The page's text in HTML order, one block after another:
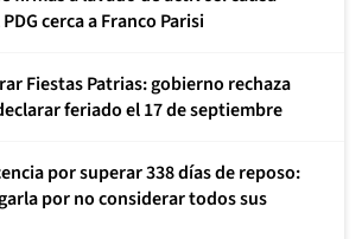
cerca a Franco Parisi
Fiestas Patrias: gobierno rechaza
feriado el 17 de septiembre
por superar 338 días de reposo:
por no considerar todos sus